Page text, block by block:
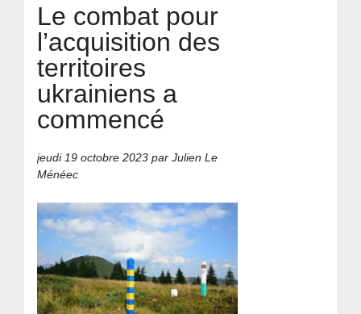
Le combat pour
l’acquisition des
territoires
ukrainiens a
commencé
jeudi 19 octobre 2023 par Julien Le
Ménéec